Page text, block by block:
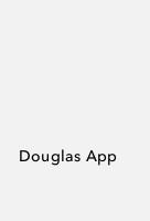
Douglas App